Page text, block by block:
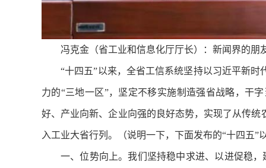
冯克金（省工业和信息化厅厅长）：新闻界的
“十四五”以来，全省工信系统坚持以习近平新
力的“三地一区”，坚定不移实施制造强省战略，干
好、产业向新、企业向强的良好态势，实现了从传
入工业大省行列。（说明一下，下面发布的“十四五
一、位势向上。我们坚持稳中求进、以进促稳